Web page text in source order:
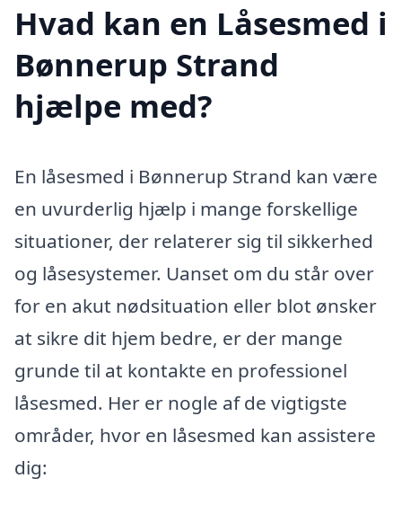
Hvad kan en Låsesmed i
Bønnerup Strand
hjælpe med?
En låsesmed i Bønnerup Strand kan være
en uvurderlig hjælp i mange forskellige
situationer, der relaterer sig til sikkerhed
og låsesystemer. Uanset om du står over
for en akut nødsituation eller blot ønsker
at sikre dit hjem bedre, er der mange
grunde til at kontakte en professionel
låsesmed. Her er nogle af de vigtigste
områder, hvor en låsesmed kan assistere
dig: